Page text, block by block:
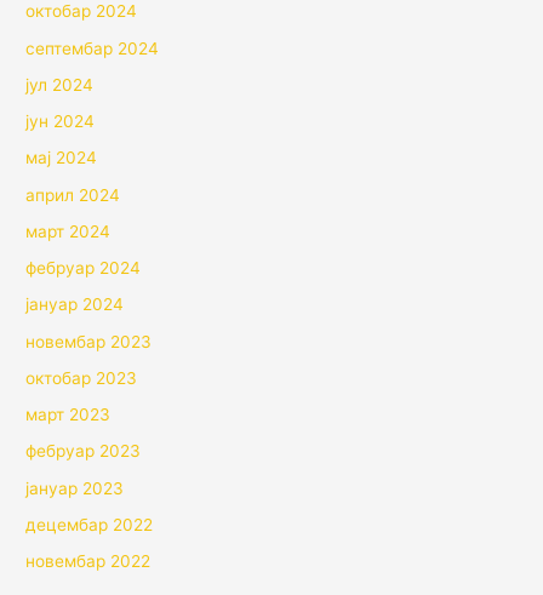
октобар 2024
септембар 2024
јул 2024
јун 2024
мај 2024
април 2024
март 2024
фебруар 2024
јануар 2024
новембар 2023
октобар 2023
март 2023
фебруар 2023
јануар 2023
децембар 2022
новембар 2022